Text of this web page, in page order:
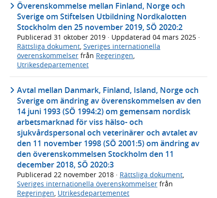
Överenskommelse mellan Finland, Norge och
Sverige om Stiftelsen Utbildning Nordkalotten
Stockholm den 25 november 2019, SÖ 2020:2
Publicerad 31 oktober 2019 · Uppdaterad 04 mars 2025 ·
Rättsliga dokument, Sveriges internationella
överenskommelser från Regeringen,
Utrikesdepartementet
Avtal mellan Danmark, Finland, Island, Norge och
Sverige om ändring av överenskommelsen av den
14 juni 1993 (SÖ 1994:2) om gemensam nordisk
arbetsmarknad för viss hälso- och
sjukvårdspersonal och veterinärer och avtalet av
den 11 november 1998 (SÖ 2001:5) om ändring av
den överenskommelsen Stockholm den 11
december 2018, SÖ 2020:3
Publicerad 22 november 2018 · Rättsliga dokument,
Sveriges internationella överenskommelser från
Regeringen, Utrikesdepartementet